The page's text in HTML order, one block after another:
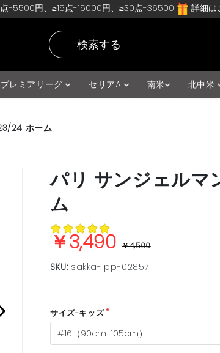
-5500円、≥15点-15000円、≥30点-36500 詳細は
プレミアリーグ セリアA 南米 北中米
24 ホーム
パリ サンジェルマ
ム
￥3,490￥4,500
SKU: sakka-jpp-02857
サイズ-キッズ